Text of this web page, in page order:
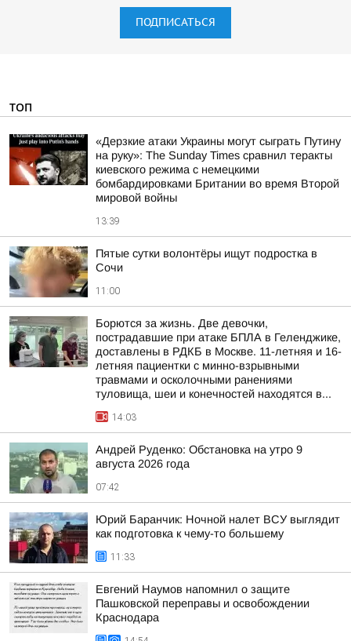
ПОДПИСАТЬСЯ
ТОП
«Дерзкие атаки Украины могут сыграть Путину
на руку»: The Sunday Times сравнил теракты
киевского режима с немецкими
бомбардировками Британии во время Второй
мировой войны
13:39
Пятые сутки волонтёры ищут подростка в
Сочи
11:00
Борются за жизнь. Две девочки,
пострадавшие при атаке БПЛА в Геленджике,
доставлены в РДКБ в Москве. 11-летняя и 16-
летняя пациентки с минно-взрывными
травмами и осколочными ранениями
туловища, шеи и конечностей находятся в...
14:03
Андрей Руденко: Обстановка на утро 9
августа 2026 года
07:42
Юрий Баранчик: Ночной налет ВСУ выглядит
как подготовка к чему-то большему
11:33
Евгений Наумов напомнил о защите
Пашковской переправы и освобождении
Краснодара